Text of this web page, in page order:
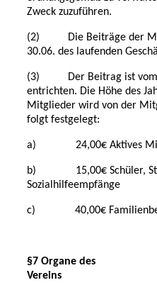
Zweck zuzuführen.
(2) Die Beiträge der
30.06. des laufenden
(3) Der Beitrag ist vom
entrichten. Die Höhe des
Mitglieder wird von der
folgt festgelegt:
a) 24,00€ Aktives
b) 15,00€ Schüler,
Sozialhilfeempfänge
c) 40,00€
§7 Organe des